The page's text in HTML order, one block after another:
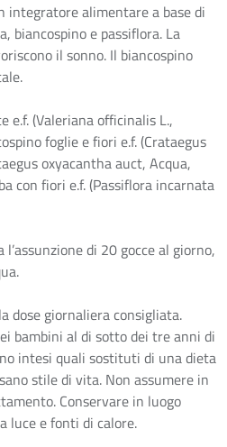
integratore alimentare a base di
biancospino e passiflora. La
il sonno. Il biancospino
e.f. (Valeriana officinalis L.,
foglie e fiori e.f. (Crataegus
oxyacantha auct, Acqua,
con fiori e.f. (Passiflora incarnata
l’assunzione di 20 gocce al giorno,
dose giornaliera consigliata.
bambini al di sotto dei tre anni di
intesi quali sostituti di una dieta
stile di vita. Non assumere in
Conservare in luogo
luce e fonti di calore.